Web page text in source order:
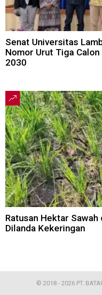
Senat Universitas
Nomor Urut Tiga
2030
Ratusan Hektar
Dilanda Kekeringan
© 2018 - 2026 PT.